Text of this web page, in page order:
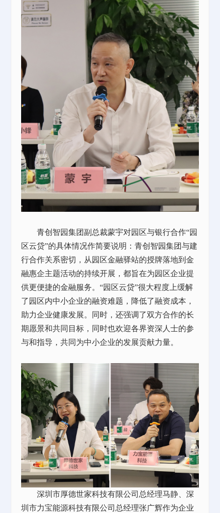
青创智园集团副总裁蒙宇对园区与银行合作“园
区云贷”的具体情况作简要说明：青创智园集团与建
行合作关系密切，从园区金融驿站的授牌落地到金
融惠企主题活动的持续开展，都旨在为园区企业提
供更便捷的金融服务。“园区云贷”很大程度上缓解
了园区内中小企业的融资难题，降低了融资成本，
助力企业健康发展。同时，还强调了双方合作的长
期愿景和共同目标，同时也欢迎各界资深人士的参
与和指导，共同为中小企业的发展贡献力量。
深圳市厚德世家科技有限公司总经理马静、深
圳市力宝能源科技有限公司总经理张广辉作为企业